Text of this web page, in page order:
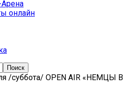
онлайн
/суббота/ OPEN AIR «НЕМЦЫ В